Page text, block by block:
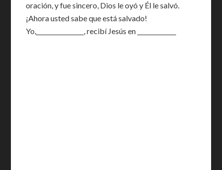
oración, y fue sincero, Dios le oyó y Él le salvó.
¡Ahora usted sabe que está salvado!
Yo,________________, recibí Jesús en _____________